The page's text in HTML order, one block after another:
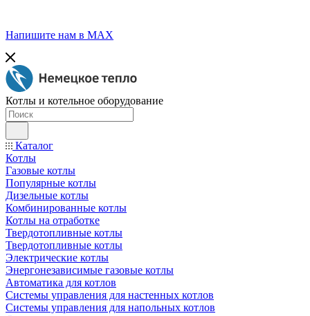
Напишите нам в МАХ
Котлы и котельное оборудование
Каталог
Котлы
Газовые котлы
Популярные котлы
Дизельные котлы
Комбинированные котлы
Котлы на отработке
Твердотопливные котлы
Твердотопливные котлы
Электрические котлы
Энергонезависимые газовые котлы
Автоматика для котлов
Системы управления для настенных котлов
Системы управления для напольных котлов